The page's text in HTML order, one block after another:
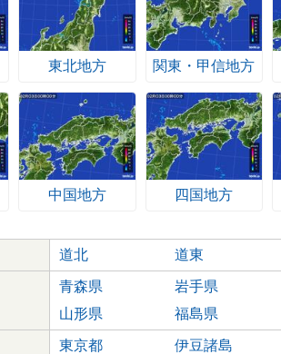
東北地方 関東・甲信地方
中国地方 四国地方
道北 道東
青森県
岩手県
山形県
福島県
東京都
伊豆諸島